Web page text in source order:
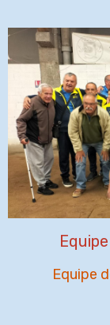
Equipe